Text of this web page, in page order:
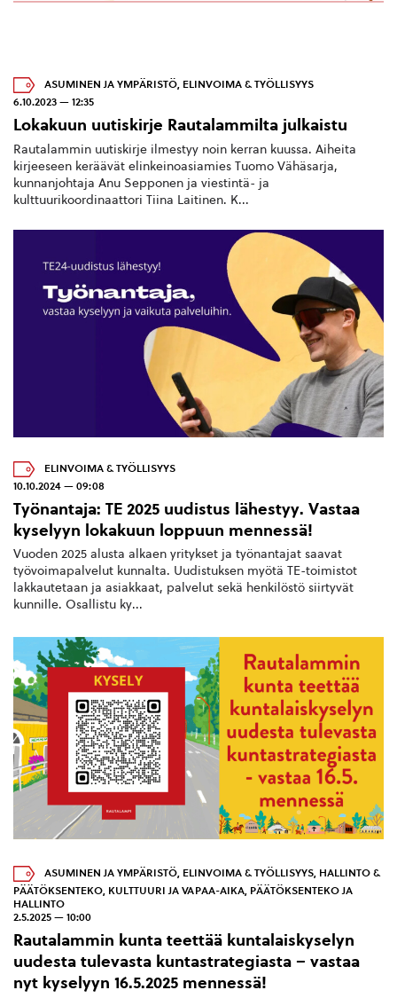
ASUMINEN JA YMPÄRISTÖ, ELINVOIMA & TYÖLLISYYS
6.10.2023 — 12:35
Lokakuun uutiskirje Rautalammilta julkaistu
Rautalammin uutiskirje ilmestyy noin kerran kuussa. Aiheita
kirjeeseen keräävät elinkeinoasiamies Tuomo Vähäsarja,
kunnanjohtaja Anu Sepponen ja viestintä- ja
kulttuurikoordinaattori Tiina Laitinen. K...
ELINVOIMA & TYÖLLISYYS
10.10.2024 — 09:08
Työnantaja: TE 2025 uudistus lähestyy. Vastaa
kyselyyn lokakuun loppuun mennessä!
Vuoden 2025 alusta alkaen yritykset ja työnantajat saavat
työvoimapalvelut kunnalta. Uudistuksen myötä TE-toimistot
lakkautetaan ja asiakkaat, palvelut sekä henkilöstö siirtyvät
kunnille. Osallistu ky...
ASUMINEN JA YMPÄRISTÖ, ELINVOIMA & TYÖLLISYYS, HALLINTO &
PÄÄTÖKSENTEKO, KULTTUURI JA VAPAA-AIKA, PÄÄTÖKSENTEKO JA
HALLINTO
2.5.2025 — 10:00
Rautalammin kunta teettää kuntalaiskyselyn
uudesta tulevasta kuntastrategiasta – vastaa
nyt kyselyyn 16.5.2025 mennessä!